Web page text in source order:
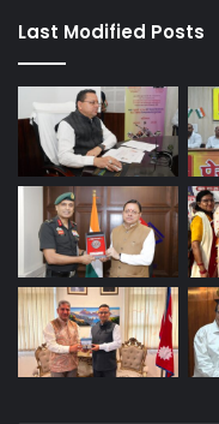
Last Modified Posts